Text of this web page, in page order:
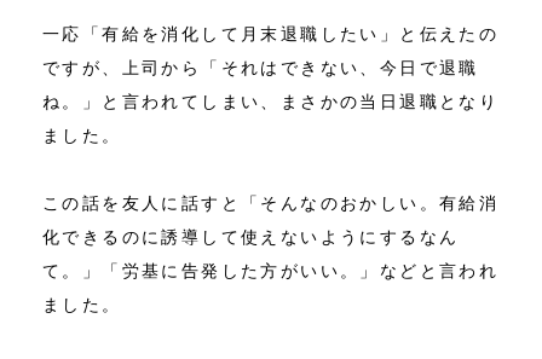
一応「有給を消化して月末退職したい」と伝えたの
ですが、上司から「それはできない、今日で退職
ね。」と言われてしまい、まさかの当日退職となり
ました。
この話を友人に話すと「そんなのおかしい。有給消
化できるのに誘導して使えないようにするなん
て。」「労基に告発した方がいい。」などと言われ
ました。